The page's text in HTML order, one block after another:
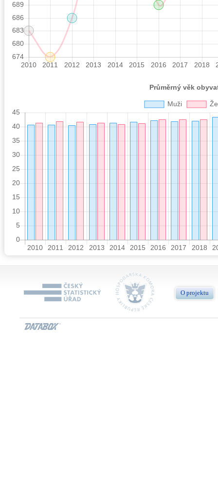
O projektu